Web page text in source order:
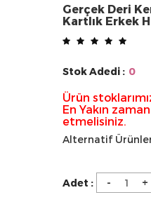
Gerçek Deri
Kartlık Erkek
Stok Adedi : 0
Ürün
En Yakın
etmelisiniz.
Alternatif
Adet : - +